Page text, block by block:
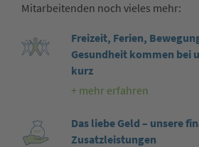
Mitarbeitenden noch vieles mehr:
Freizeit, Ferien,
Gesundheit kommen bei
kurz
+ mehr erfahren
Das liebe Geld – unsere
Zusatzleistungen